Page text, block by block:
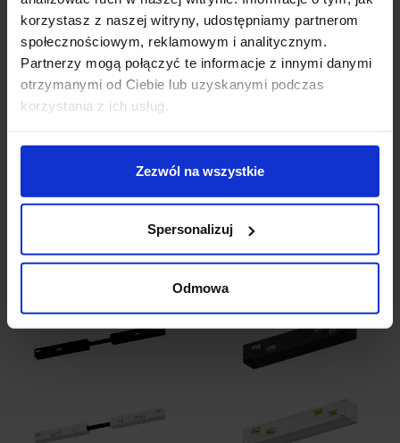
korzystasz z naszej witryny, udostępniamy partnerom
społecznościowym, reklamowym i analitycznym.
Partnerzy mogą połączyć te informacje z innymi danymi
otrzymanymi od Ciebie lub uzyskanymi podczas
korzystania z ich usług.
Zezwól na wszystkie
Spersonalizuj
Odmowa
AQF Multitrack
szynoprzewód
magnetyczny
343,00 zł
Zobacz szczegóły
AQF Multitrack
398,52 zł
Zobacz szczegóły